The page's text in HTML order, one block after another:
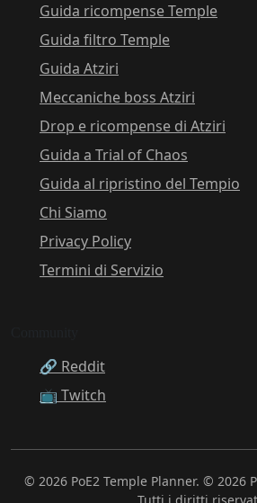
Guida ricompense Temple
Guida filtro Temple
Guida Atziri
Meccaniche boss Atziri
Drop e ricompense di Atziri
Guida a Trial of Chaos
Guida al ripristino del Tempio
Chi Siamo
Privacy Policy
Termini di Servizio
🔗 Reddit
📺 Twitch
© 2026 PoE2 Temple Planner. © 2026